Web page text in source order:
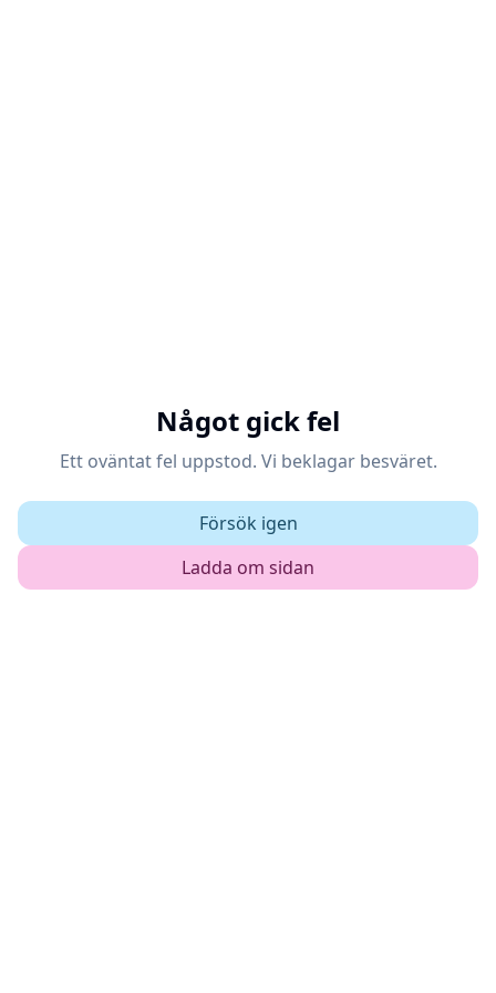
Något gick fel
Ett oväntat fel uppstod. Vi beklagar besväret.
Försök igen
Ladda om sidan